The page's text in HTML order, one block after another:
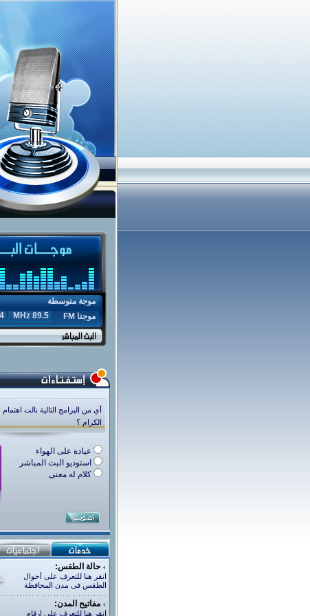
موجة متوسطة
موجتا FM
89.5 MHz
أي من البرامج التالية نالت اهتمام
الكرام ؟
عيادة على الهواء
استوديو البث المباشر
كلام له معنى
حالة الطقس:
انقر هنا للتعرف على أحوال
الطقس فى مدن المحافظة
مفاتيح المدن:
انقر هنا للتعرف على ارقام